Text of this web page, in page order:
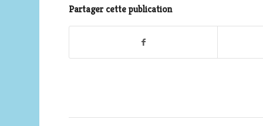
Partager cette publication